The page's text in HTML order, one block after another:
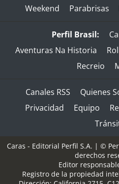
Weekend
Parabrisas
Perfil Brasil:
Aventuras Na Historia
Recreio
Canales RSS Quienes
Privacidad
Equipo
Caras - Editorial Perfil S.A. | ©
derechos
Editor
Registro de la propiedad